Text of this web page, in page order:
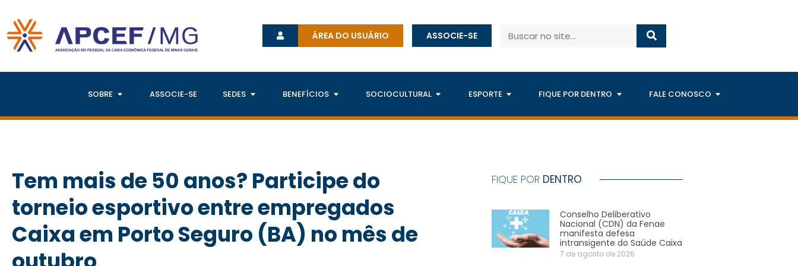
ÁREA DO USUÁRIO ASSOCIE-SE
SOBRE ASSOCIE-SE SEDES BENEFÍCIOS SOCIOCULTURAL ESPORTE FIQUE POR DENTRO FALE CONOSCO
Tem mais de 50 anos? Participe do
torneio esportivo entre empregados
Caixa em Porto Seguro (BA) no mês de
FIQUE POR DENTRO
Conselho Deliberativo
Nacional (CDN) da Fenae
manifesta defesa
intransigente do Saúde Caixa
7 de agosto de 2026